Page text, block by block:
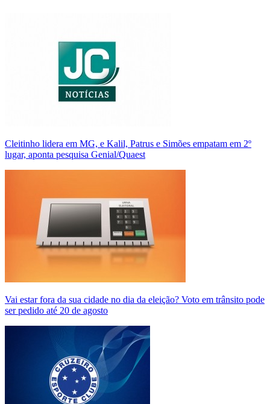
Cleitinho lidera em MG, e Kalil, Patrus e Simões empatam em 2º
lugar, aponta pesquisa Genial/Quaest
Vai estar fora da sua cidade no dia da eleição? Voto em trânsito pode
ser pedido até 20 de agosto